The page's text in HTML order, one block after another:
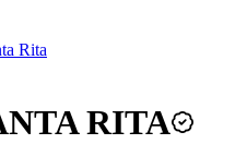
Rita
RITA